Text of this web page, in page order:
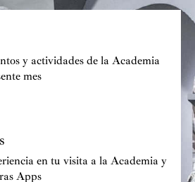
en el Teatro de la Zarzuela y la
Artes de San Fernando en
en Segovia, Quincena
Festival de Cracovia
n.º 2 de Tomás Bretón en el 100º
además del Concurso
“Premio JAEN”, donde actúa
y actividades de la Academia
mes
en tu visita a la Academia y
Apps